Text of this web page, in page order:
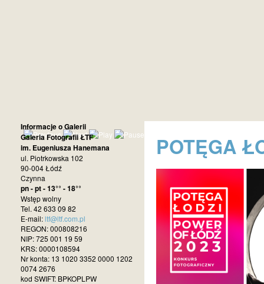
POTĘGA
Informacje o Galerii
Galeria Fotografii ŁTF
im. Eugeniusza Hanemana
ul. Piotrkowska 102
90-004 Łódź
Czynna
pn - pt - 13°° - 18°°
Wstęp wolny
Tel. 42 633 09 82
E-mail:ltf@ltf.com.pl
REGON: 000808216
NIP: 725 001 19 59
KRS: 0000108594
Nr konta: 13 1020 3352 0000 1202
0074 2676
kod SWIFT: BPKOPLPW